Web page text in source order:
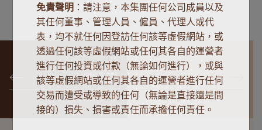
價值觀 發展里程
免責聲明 ：請注意，本集團任何公司成員以及
其任何董事、管理人員、僱員、代理人或代
表，均不就任何因登訪任何該等虛假網站，或
透過任何該等虛假網站或任何其各自的運營者
進行任何投資或付款（無論如何進行），或與
該等虛假網站或任何其各自的運營者進行任何
交易而遭受或導致的任何（無論是直接還是間
接的）損失、損害或責任而承擔任何責任。